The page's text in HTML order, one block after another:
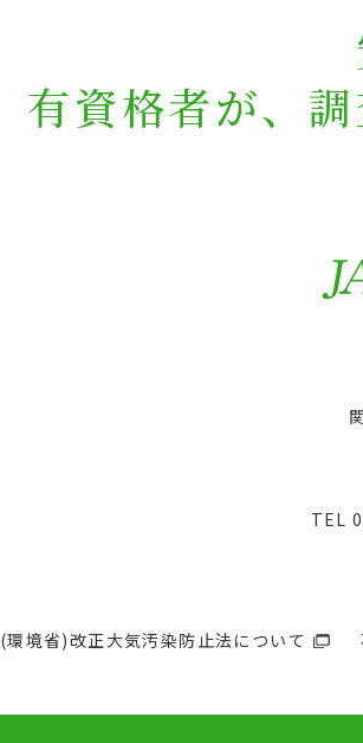
有資格者が、
TEL
(環境省)改正大気汚染防止法について